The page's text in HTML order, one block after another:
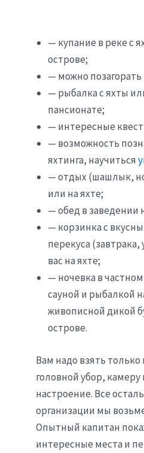
— купание в реке с
острове;
— можно позагорать
— рыбалка с яхты
пансионате;
— интересные
— возможность
яхтинга, научиться
— отдых (шашлык,
или на яхте;
— обед в заведении
— корзинка с
перекуса
вас на яхте;
— ночевка в
сауной и рыбалкой
живописной дикой
острове.
Вам надо взять только
головной убор,
настроение. Все
организации мы
Опытный капитан
интересные места и